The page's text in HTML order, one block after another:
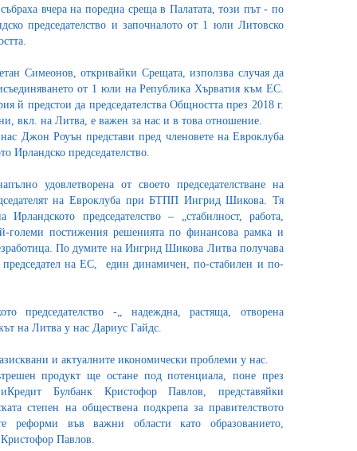
вчера на поредна среща в Палатата, този път - по
председателство и започналото от 1 юли Литовско
Симеонов, откривайки Срещата, използва случая да
от 1 юли на Република Хърватия към ЕС.
й предстои да председателства Общността през 2018 г.
вкл. на Литва, е важен за нас и в това отношение.
Джон Роуън представи пред членовете на Евроклуба
Ирландско председателство.
удовлетворена от своето председателстване на
на Евроклуба при БТПП Ингрид Шикова. Тя
председателство – „стабилност, работа,
големи постижения решенията по финансова рамка и
По думите на Ингрид Шикова Литва получава
председател на ЕС, един динамичен, по-стабилен и по-
председателство -„ надеждна, растяща, отворена
на Литва у нас Дариус Гайдс.
и актуалните икономически проблеми у нас.
продукт ще остане под потенциала, поне през
Булбанк Кристофор Павлов, представяйки
степен на обществена подкрепа за правителството
реформи във важни области като образованието,
Кристофор Павлов.